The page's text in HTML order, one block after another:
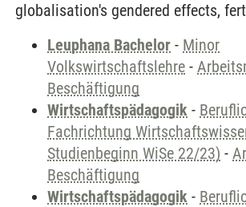
globalisation's gendered effects,
Leuphana Bachelor - Minor
Volkswirtschaftslehre -
Beschäftigung
Wirtschaftspädagogik -
Fachrichtung
Studienbeginn WiSe 22/23) -
Beschäftigung
Wirtschaftspädagogik -